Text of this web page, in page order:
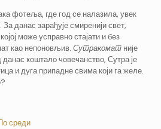
фотеља, где год се налазила, увек
За данас зарађује смиренији свет,
може усправно стајати и без
као непоновљив. Сутракоматније
данас коштало човечанство, Сутра је
и дуга припадне свима који га желе.
среди